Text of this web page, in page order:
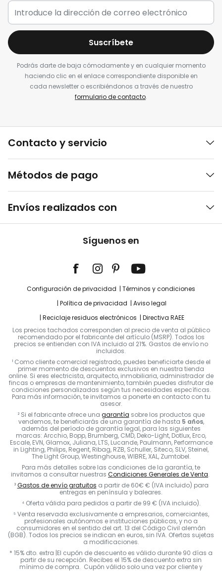
Suscríbete
Podrás darte de baja cómodamente y en cualquier momento
haciendo clic en el enlace correspondiente disponible en
cada newsletter o escribiéndonos a través de nuestro
formulario de contacto.
Contacto y servicio
Métodos de pago
Envíos realizados con
Síguenos en
Configuración de privacidad
Términos y condiciones
Política de privacidad
Aviso legal
Reciclaje residuos electrónicos
Directiva RAEE
Los precios tachados corresponden al precio de venta al público
recomendado por el fabricante del artículo (MSRP). Todos los
precios se entienden con IVA incluido al 21%. Gastos de envío no
incluidos.
¹ Como cliente comercial registrado, puedes beneficiarte desde el
primer momento de descuentos exclusivos en nuestra tienda
online. Si eres electricista, arquitecto, inmobiliaria, administrador de
fincas o empresas de mantenimiento, también puedes disfrutar de
condiciones personalizadas según tus necesidades específicas.
Para más información, te invitamos a ponerte en contacto con tu
asesor.
² Si el fabricante ofrece una garantía sobre los productos que
vendemos, te beneficiarás de una garantía de hasta 5 años,
además del período de garantía legal, para las siguientes
marcas: Arcchio, Bopp, Brumberg, CMD, Deko-Light, Dotlux, Erco,
Escale, EVN, Glamox, Juliana, LTS, Lucande, Paulmann, Performance
in Lighting, Philips, Regent, Ribag, RZB, Schuller, Siteco, SLV, Steinel,
The Light Group, Westinghouse, WIBRE, XAL, Zumtobel.
Para más detalles sobre las condiciones de la garantía, te
invitamos a consultar nuestras Condiciones Generales de Venta.
³Gastos de envío gratuitos a partir de 60€ € (IVA incluido) para
entregas en península y baleares.
⁴ Oferta válida para pedidos a partir de 99 € (IVA incluido).
⁵ Venta reservada exclusivamente a empresarios, comerciantes,
profesionales autónomos e instituciones públicas, y no a
consumidores en el sentido del art. 13 del Código Civil alemán
(BGB). Todos los precios se indican en euros, sin IVA. Ofertas sujetas
a modificaciones.
* 15% dto. extra |El cupón de descuento es válido durante 90 días a
partir de su recepción. Recibes el 15% de descuento extra sin
mínimo de compra. Cupón válido solo una vez por cliente y